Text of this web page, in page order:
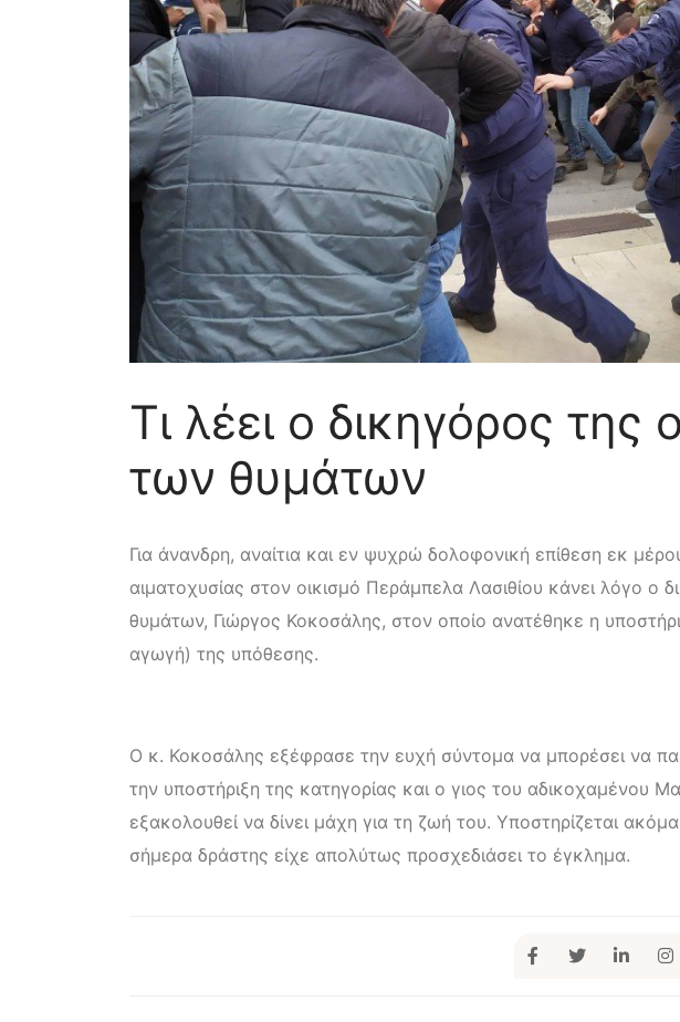
Τι λέει ο δικηγόρος της
των θυμάτων
Για άνανδρη, αναίτια και εν ψυχρώ δολοφονική επίθεση εκ
αιματοχυσίας στον οικισμό Περάμπελα Λασιθίου κάνει λόγο ο
θυμάτων, Γιώργος Κοκοσάλης, στον οποίο ανατέθηκε η
αγωγή) της υπόθεσης.
Ο κ. Κοκοσάλης εξέφρασε την ευχή σύντομα να μπορέσει να
την υποστήριξη της κατηγορίας και ο γιος του αδικοχαμένου
εξακολουθεί να δίνει μάχη για τη ζωή του. Υποστηρίζεται
σήμερα δράστης είχε απολύτως προσχεδιάσει το έγκλημα.